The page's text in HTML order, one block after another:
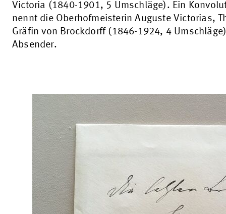
Victoria (1840-1901, 5 Umschläge). Ein
nennt die Oberhofmeisterin Auguste Victorias,
Gräfin von Brockdorff (1846-1924, 4
Absender.